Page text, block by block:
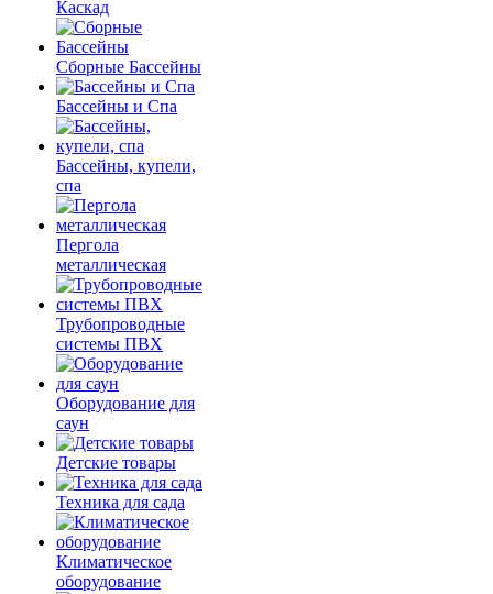
Каскад
Сборные Бассейны
Бассейны и Спа
Бассейны, купели,
спа
Пергола
металлическая
Трубопроводные
системы ПВХ
Оборудование для
саун
Детские товары
Техника для сада
Климатическое
оборудование